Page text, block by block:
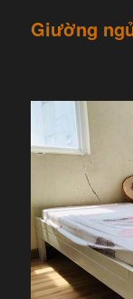
Giường